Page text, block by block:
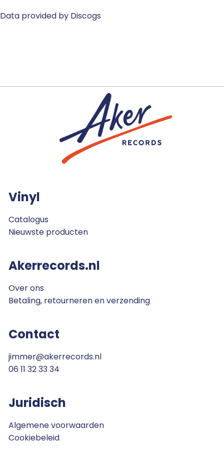
Data provided by Discogs
Vinyl
Catalogus
Nieuwste producten
Akerrecords.nl
Over ons
Betaling, retourneren en verzending
Contact
jimmer@akerrecords.nl
06 11 32 33 34
Juridisch
Algemene voorwaarden
Cookiebeleid